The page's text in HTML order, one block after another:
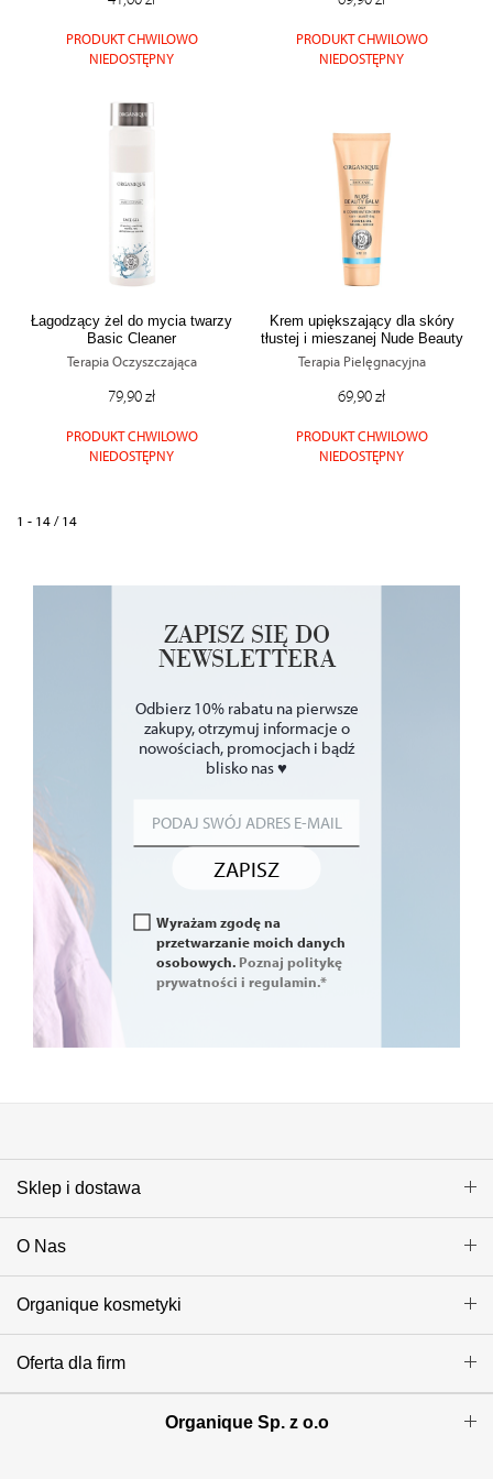
PRODUKT CHWILOWO
NIEDOSTĘPNY
PRODUKT CHWILOWO
NIEDOSTĘPNY
Łagodzący żel do mycia twarzy
Basic Cleaner
Terapia Oczyszczająca
79,90 zł
PRODUKT CHWILOWO
NIEDOSTĘPNY
Krem upiększający dla skóry
tłustej i mieszanej Nude Beauty
Balm
Terapia Pielęgnacyjna
69,90 zł
PRODUKT CHWILOWO
NIEDOSTĘPNY
1 - 14 / 14
ZAPISZ SIĘ DO
NEWSLETTERA
Odbierz 10% rabatu na pierwsze
zakupy, otrzymuj informacje o
nowościach, promocjach i bądź
blisko nas ♥
ZAPISZ
Wyrażam zgodę na
przetwarzanie moich danych
osobowych. Poznaj politykę
prywatności i regulamin.*
Sklep i dostawa
O Nas
Organique kosmetyki
Oferta dla firm
Organique Sp. z o.o